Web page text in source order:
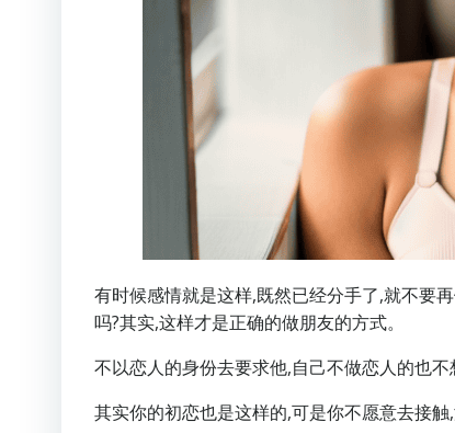
有时候感情就是这样,既然已经分手了,就不要
吗?其实,这样才是正确的做朋友的方式。
不以恋人的身份去要求他,自己不做恋人的也
其实你的初恋也是这样的,可是你不愿意去接触,